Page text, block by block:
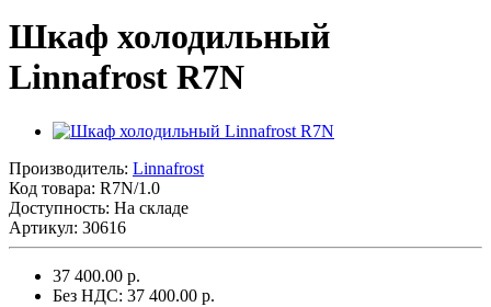
Шкаф холодильный
Linnafrost R7N
Производитель: Linnafrost
Код товара: R7N/1.0
Доступность: На складе
Артикул: 30616
37 400.00 р.
Без НДС: 37 400.00 р.